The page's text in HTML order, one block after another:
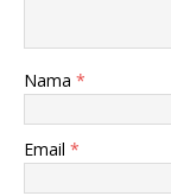
Nama *
Email *